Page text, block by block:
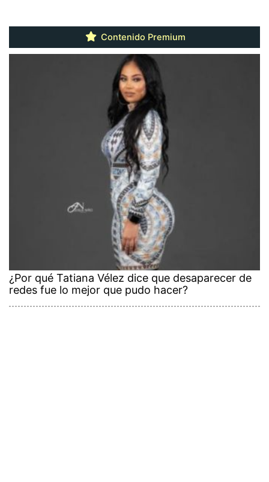
Contenido Premium
¿Por qué Tatiana Vélez dice que desaparecer de
redes fue lo mejor que pudo hacer?